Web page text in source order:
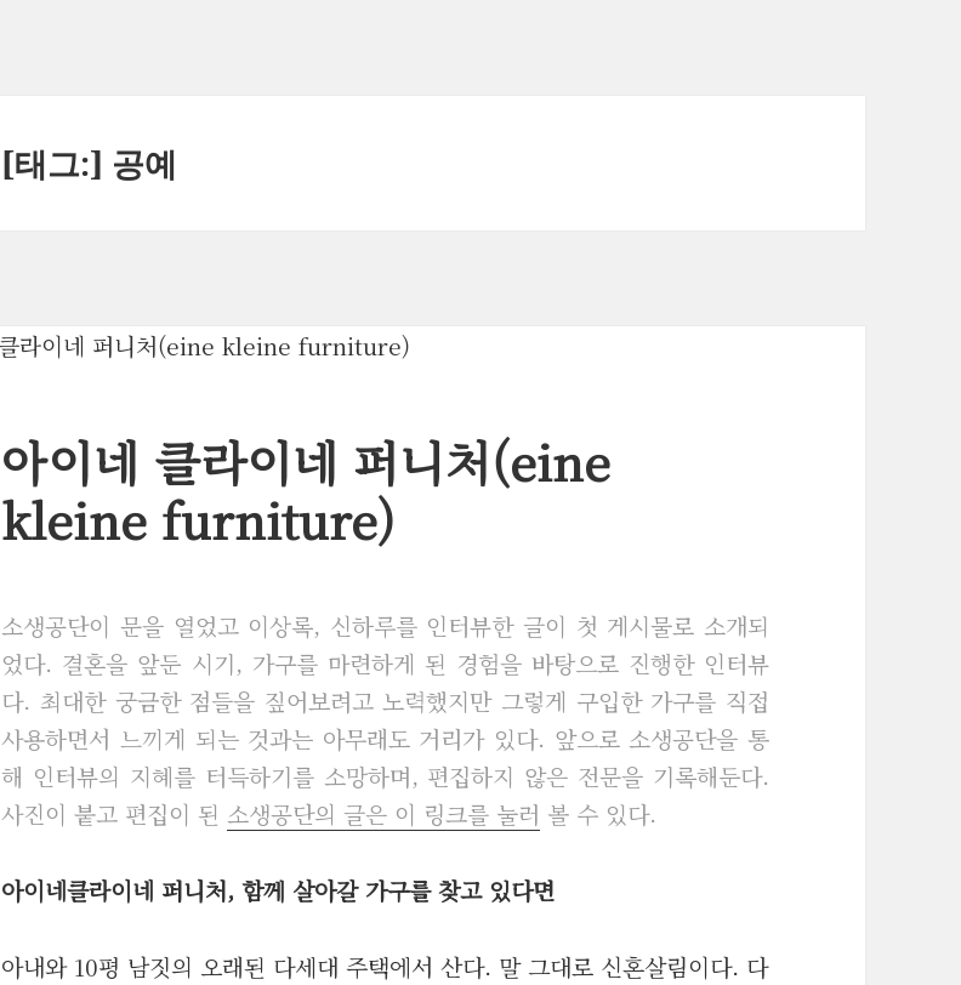
[태그:] 공예
아이네 클라이네 퍼니처(eine
kleine furniture)
소생공단이 문을 열었고 이상록, 신하루를 인터뷰한 글이 첫 게시물로 소개되
었다. 결혼을 앞둔 시기, 가구를 마련하게 된 경험을 바탕으로 진행한 인터뷰
다. 최대한 궁금한 점들을 짚어보려고 노력했지만 그렇게 구입한 가구를 직접
사용하면서 느끼게 되는 것과는 아무래도 거리가 있다. 앞으로 소생공단을 통
해 인터뷰의 지혜를 터득하기를 소망하며, 편집하지 않은 전문을 기록해둔다.
사진이 붙고 편집이 된 소생공단의 글은 이 링크를 눌러 볼 수 있다.
아이네클라이네 퍼니처, 함께 살아갈 가구를 찾고 있다면
아내와 10평 남짓의 오래된 다세대 주택에서 산다. 말 그대로 신혼살림이다. 다